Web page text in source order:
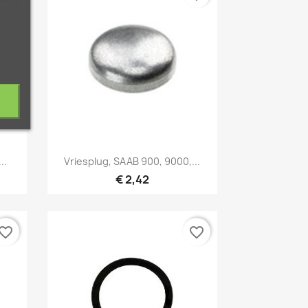
Snel bekijken
Vriesplug, SAAB 900, 9000,...
€ 2,42
favorite_border